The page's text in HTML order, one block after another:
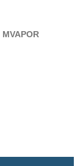
MVAPOR